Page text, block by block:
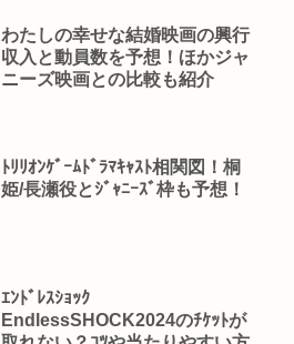
わたしの幸せな結婚映画の興行
収入と動員数を予想！ほかジャ
ニーズ映画との比較も紹介
ﾄﾘﾘｵﾝｹﾞｰﾑﾄﾞﾗﾏｷｬｽﾄ相関図！桐
姫/長瀬役とｼﾞｬﾆｰｽﾞ枠も予想！
ｴﾝﾄﾞﾚｽｼｮｯｸ
EndlessSHOCK2024のﾁｹｯﾄが